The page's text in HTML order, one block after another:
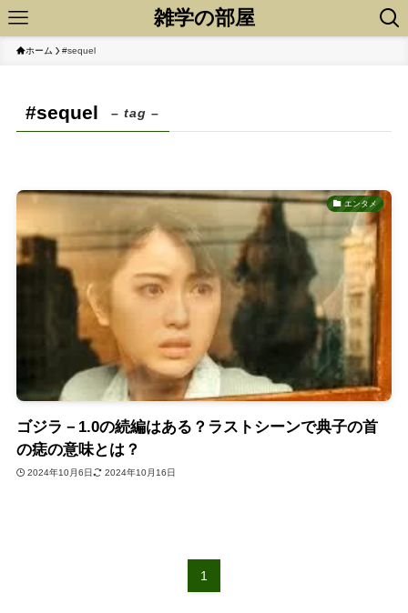
雑学の部屋
ホーム #sequel
#sequel – tag –
エンタメ
ゴジラ－1.0の続編はある？ラストシーンで典子の首
の痣の意味とは？
2024年10月6日 2024年10月16日
1